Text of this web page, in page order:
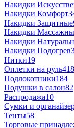
Накидки
Накидки Комфорт
Накидки Защитные
Накидки
Накидки
Накидки Подогрев
Нитки19
Оплетки на руль418
Подлокотники184
Подушки в салон82
Распродажа10
Сумки и
Тенты58
Торговые